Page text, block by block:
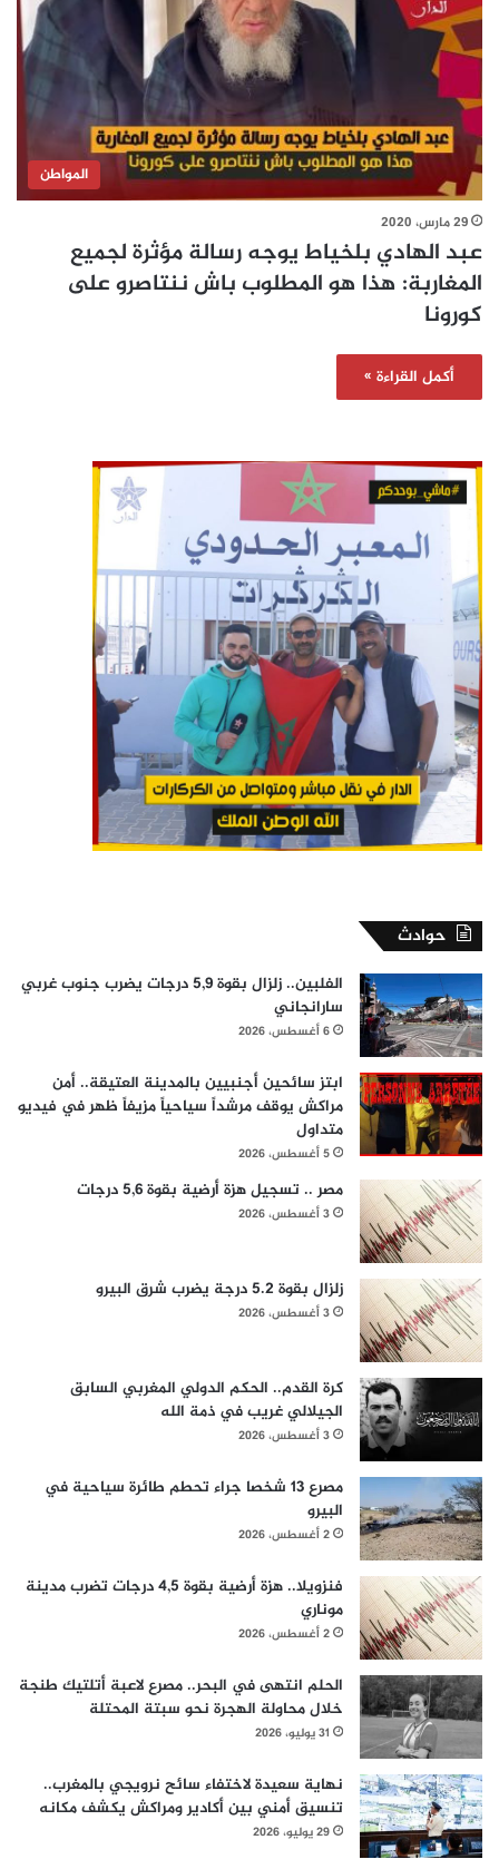
المواطن
29 مارس، 2020
عبد الهادي بلخياط يوجه رسالة مؤثرة لجميع
المغاربة: هذا هو المطلوب باش ننتاصرو على
كورونا
أكمل القراءة »
حوادث
الفلبين.. زلزال بقوة 5,9 درجات يضرب جنوب غربي
سارانجاني
6 أغسطس، 2026
ابتز سائحين أجنبيين بالمدينة العتيقة.. أمن
مراكش يوقف مرشداً سياحياً مزيفاً ظهر في فيديو
متداول
5 أغسطس، 2026
مصر .. تسجيل هزة أرضية بقوة 5,6 درجات
3 أغسطس، 2026
زلزال بقوة 5.2 درجة يضرب شرق البيرو
3 أغسطس، 2026
كرة القدم.. الحكم الدولي المغربي السابق
الجيلالي غريب في ذمة الله
3 أغسطس، 2026
مصرع 13 شخصا جراء تحطم طائرة سياحية في
البيرو
2 أغسطس، 2026
فنزويلا.. هزة أرضية بقوة 4,5 درجات تضرب مدينة
موناري
2 أغسطس، 2026
الحلم انتهى في البحر.. مصرع لاعبة أتلتيك طنجة
خلال محاولة الهجرة نحو سبتة المحتلة
31 يوليو، 2026
نهاية سعيدة لاختفاء سائح نرويجي بالمغرب..
تنسيق أمني بين أكادير ومراكش يكشف مكانه
29 يوليو، 2026